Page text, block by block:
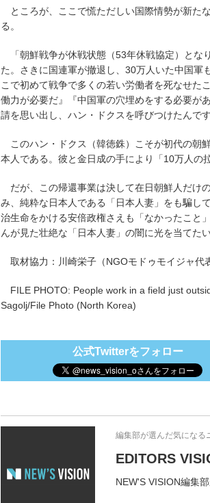
ところが、ここで慌ただしい国際情勢が新た
る。
「朝鮮戦争が休戦状態（53年休戦協定）と
た。さきに国連軍が撤退し、30万人いた中国軍
こで初めて戦争で多くの若い労働者を死なせた
働力が必要だ』『中国軍の穴埋めをする必要が
請を思い出し、ハン・ドクスを呼びつけたんです
このハン・ドクス（韓徳銖）こそが初代の朝
本人である。彼と金日成の手により「10万人の
だが、この帰還事業は決して在日朝鮮人だけ
み、純粋な日本人である「日本人妻」をも騙し
治生命をかける安倍政権さえも「なかったこと
んが見た壮絶な「日本人妻」の闇に光を当てたい
取材協力：川崎栄子（NGOモドゥモイジャ代
FILE PHOTO: People work in a field just
Sagolj/File Photo (North Korea)
公式Twitterをフォロー
編集部が選んだ気になる
EDITORS
NEW'S VISION編集